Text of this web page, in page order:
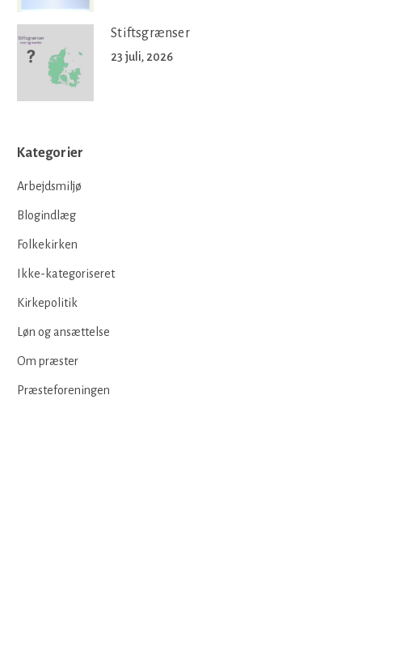
Stiftsgrænser
23 juli, 2026
Kategorier
Arbejdsmiljø
Blogindlæg
Folkekirken
Ikke-kategoriseret
Kirkepolitik
Løn og ansættelse
Om præster
Præsteforeningen